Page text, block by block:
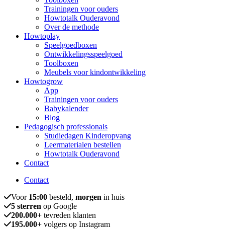
Trainingen voor ouders
Howtotalk Ouderavond
Over de methode
Howtoplay
Speelgoedboxen
Ontwikkelingsspeelgoed
Toolboxen
Meubels voor kindontwikkeling
Howtogrow
App
Trainingen voor ouders
Babykalender
Blog
Pedagogisch professionals
Studiedagen Kinderopvang
Leermaterialen bestellen
Howtotalk Ouderavond
Contact
Contact
Voor 15:00 besteld, morgen in huis
5 sterren op Google
200.000+ tevreden klanten
195.000+ volgers op Instagram